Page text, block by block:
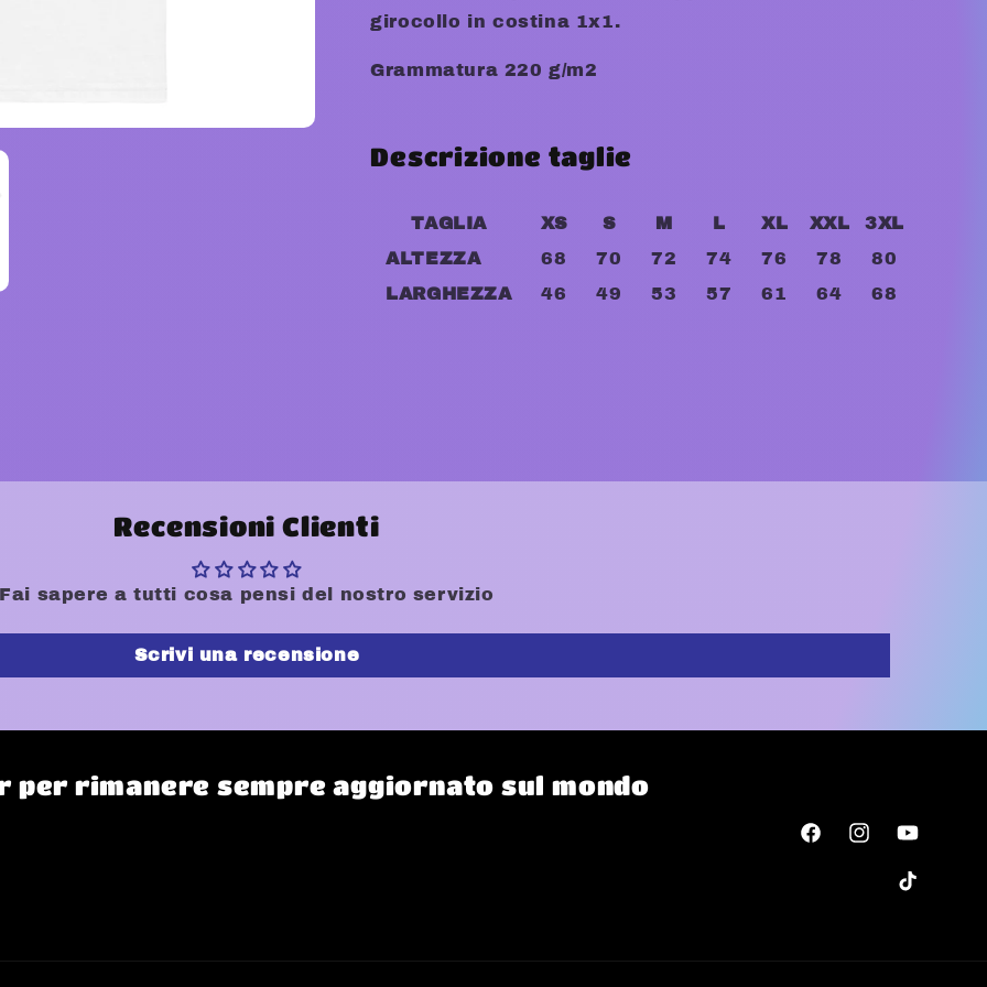
girocollo in costina 1x1.
Grammatura 220 g/m2
Descrizione taglie
TAGLIA XS S M L XL XXL
3XL
ALTEZZA
68 70 72 74 76 78
80
LARGHEZZA
46 49 53 57 61 64 68
Recensioni Clienti
Fai sapere a tutti cosa pensi del nostro servizio
Scrivi una recensione
rimanere sempre aggiornato sul mondo
FacebookInstagramYouTube
TikTok